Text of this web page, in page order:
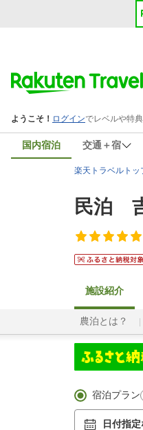
国内宿泊 交通＋宿
楽天トラベルトッ
民泊
施設紹介
農泊とは？
宿泊プラン
日付指定